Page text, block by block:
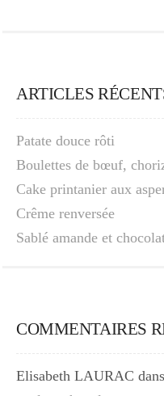
ARTICLES
Patate douce rôti
Boulettes de bœuf,
Cake printanier aux
Crême renversée
Sablé amande et
COMMENTAIRES
Elisabeth LAURAC dans